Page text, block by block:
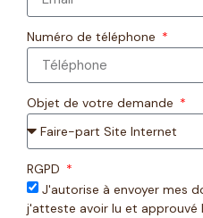
Numéro de téléphone
Objet de votre demande
RGPD
J'autorise à envoyer mes
j'atteste avoir lu et approuvé